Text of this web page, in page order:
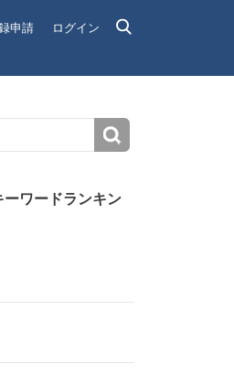
申請 ログイン
ーワードランキン